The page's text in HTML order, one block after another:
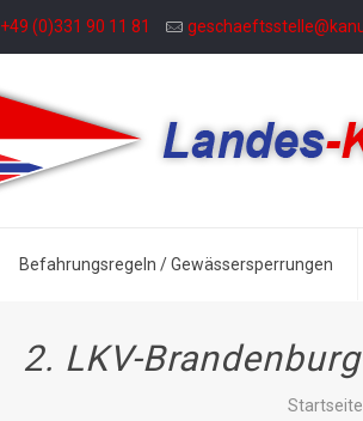
+49 (0)331 90 11 81
Befahrungsregeln / Gewässersperrungen
2. LKV-
Startseite